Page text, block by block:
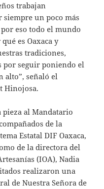
trabajan
siempre un poco más
eso todo el mundo
es Oaxaca y
tradiciones,
por seguir poniendo el
alto”, señaló el
Hinojosa.
pieza al Mandatario
de la
Estatal DIF Oaxaca,
de la directora del
(IOA), Nadia
realizaron una
de Nuestra Señora de